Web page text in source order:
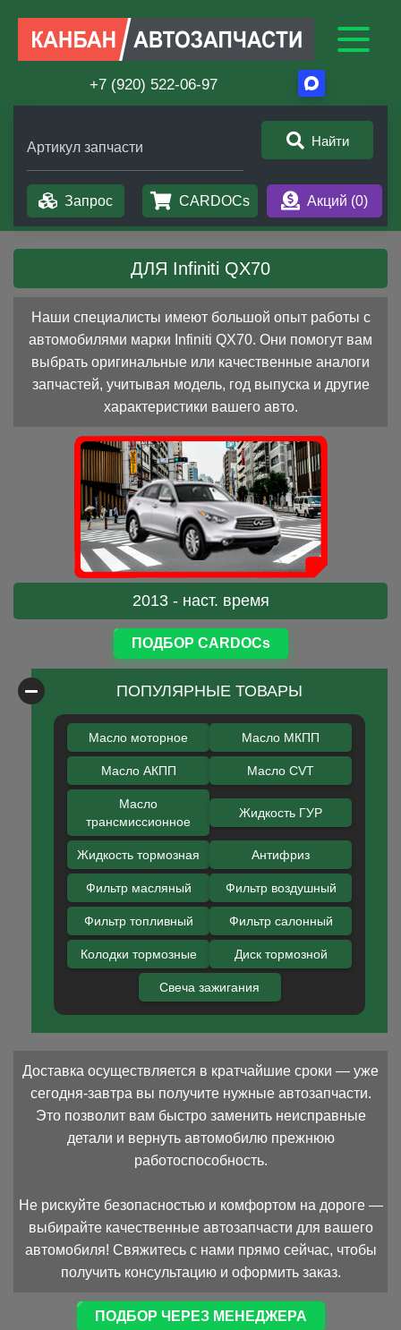
+7 (920) 522-06-97
Артикул запчасти Найти
Запрос CARDOCs Акций (0)
ДЛЯ Infiniti QX70
Наши специалисты имеют большой опыт работы с
автомобилями марки Infiniti QX70. Они помогут вам
выбрать оригинальные или качественные аналоги
запчастей, учитывая модель, год выпуска и другие
характеристики вашего авто.
2013 - наст. время
ПОДБОР CARDOCs
ПОПУЛЯРНЫЕ ТОВАРЫ
Масло моторное Масло МКПП
Масло АКПП Масло CVT
Масло
трансмиссионное
Жидкость ГУР
Жидкость тормозная Антифриз
Фильтр масляный Фильтр воздушный
Фильтр топливный Фильтр салонный
Колодки тормозные Диск тормозной
Свеча зажигания
Доставка осуществляется в кратчайшие сроки — уже
сегодня-завтра вы получите нужные автозапчасти.
Это позволит вам быстро заменить неисправные
детали и вернуть автомобилю прежнюю
работоспособность.
Не рискуйте безопасностью и комфортом на дороге —
выбирайте качественные автозапчасти для вашего
автомобиля! Свяжитесь с нами прямо сейчас, чтобы
получить консультацию и оформить заказ.
ПОДБОР ЧЕРЕЗ МЕНЕДЖЕРА